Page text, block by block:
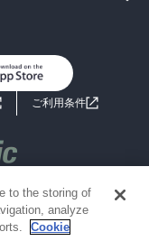
ラノベ
わせ
ご利用条件
Inc.
market only
to the storing of
analyze
Cookie